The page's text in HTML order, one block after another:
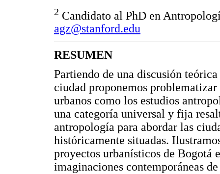
2 Candidato al PhD en
agz@stanford.edu
RESUMEN
Partiendo de una discusión
ciudad proponemos
urbanos como los estudios
una categoría universal y fija
antropología para abordar las
históricamente situadas.
proyectos urbanísticos de Bogotá
imaginaciones contemporáneas